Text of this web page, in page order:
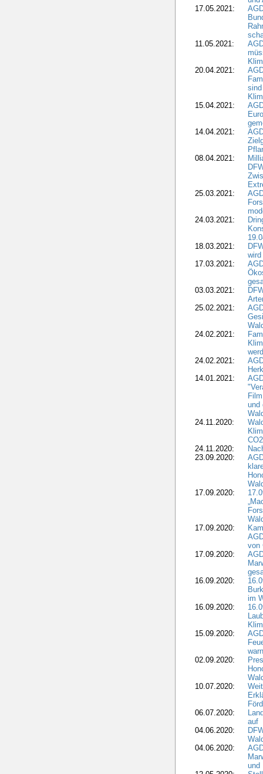
17.05.2021:
11.05.2021:
20.04.2021:
15.04.2021:
14.04.2021:
08.04.2021:
25.03.2021:
24.03.2021:
18.03.2021:
17.03.2021:
03.03.2021:
25.02.2021:
24.02.2021:
24.02.2021:
14.01.2021:
und
24.11.2020:
24.11.2020:
23.09.2020:
17.09.2020:
17.09.2020:
von
17.09.2020:
16.09.2020:
im
16.09.2020:
15.09.2020:
02.09.2020:
10.07.2020:
06.07.2020:
auf
04.06.2020:
04.06.2020:
und